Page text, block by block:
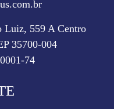
Luiz, 559 A Centro
35700-004
74